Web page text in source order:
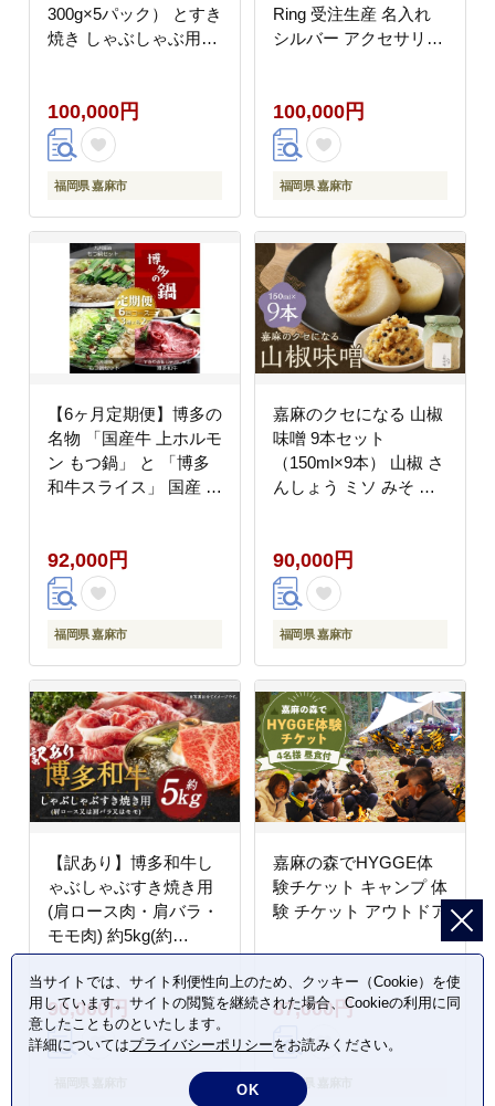
300g×5パック） とすき
焼き しゃぶしゃぶ用
お取り寄せ グルメ 福岡
お土産 九州 九州産 福
岡県産
100,000円
福岡県 嘉麻市
Ring 受注生産 名入れ
シルバー アクセサリー
ペット 動物 お洒落 オ
シャレ シルバーアクセ
サリー リング 指輪 記
念日 メモリアルリング
100,000円
福岡県 嘉麻市
【6ヶ月定期便】博多の
名物 「国産牛 上ホルモ
ン もつ鍋」 と 「博多
和牛スライス」 国産 牛
牛 もつ モツ 小腸 牛ホ
ルモン ちゃんぽん麺 醤
油スープ 味噌スープ 和
牛 スライス ザブトン
ース すき焼き用 しゃぶ
しゃぶ用 福岡県 嘉麻市
冷凍
92,000円
福岡県 嘉麻市
嘉麻のクセになる 山椒
味噌 9本セット
（150ml×9本） 山椒 さ
んしょう ミソ みそ 味
90,000円
福岡県 嘉麻市
【訳あり】博多和牛し
ゃぶしゃぶすき焼き用
(肩ロース肉・肩バラ・
モモ肉) 約5kg(約
500g×10パック)
90,000円
嘉麻の森でHYGGE体
験チケット キャンプ 体
験 チケット アウトドア
87,000円
福岡県 嘉麻市
当サイトでは、サイト利便性向上のため、クッキー（Cookie）を使
用しています。サイトの閲覧を継続された場合、Cookieの利用に同
意したことものといたします。
詳細についてはプライバシーポリシーをお読みください。
OK